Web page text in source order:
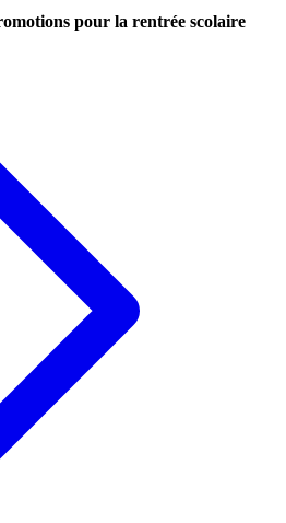
pour la rentrée scolaire